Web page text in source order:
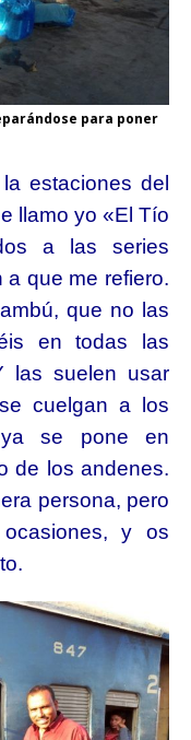
para poner
estaciones del
llamo yo «El Tío
a las series
que me refiero.
que no las
en todas las
las suelen usar
cuelgan a los
se pone en
de los andenes.
persona, pero
y os